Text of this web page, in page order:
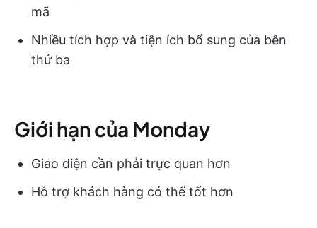
mã
Nhiều tích hợp và tiện ích bổ sung của bên
thứ ba
Giới hạn của Monday
Giao diện cần phải trực quan hơn
Hỗ trợ khách hàng có thể tốt hơn